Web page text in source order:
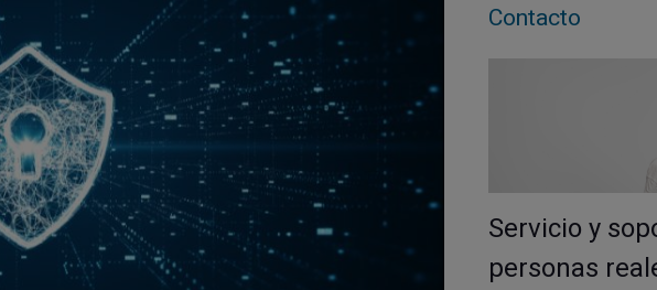
Contacto
Servicio y
personas